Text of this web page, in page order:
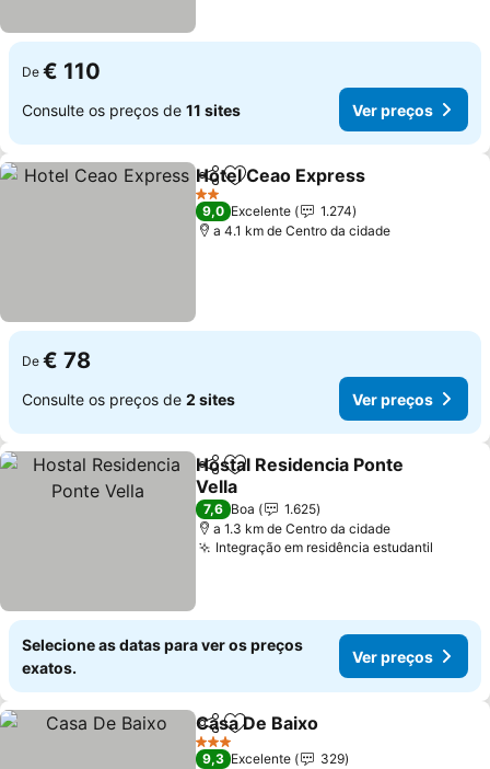
De € 110
Consulte os preços de 11 sites Ver preços
PartilharAdicionar aos favoritos
Hotel Ceao Express
2 Estrelas
9,0 Excelente
1.274
a 4.1 km de Centro da cidade
De € 78
Consulte os preços de 2 sites Ver preços
PartilharAdicionar aos favoritos
Hostal Residencia Ponte
Vella
Ver preços
7,6 Boa
1.625
a 1.3 km de Centro da cidade
Integração em residência estudantil
Selecione as datas para ver os preços
exatos.
Ver preços
PartilharAdicionar aos favoritos
Casa De Baixo
3 Estrelas
9,3 Excelente
329